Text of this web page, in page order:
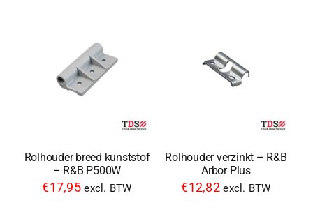
Rolhouder breed kunststof
– R&B P500W
€17,95 excl. BTW
Rolhouder verzinkt – R&B
Arbor Plus
€12,82 excl. BTW